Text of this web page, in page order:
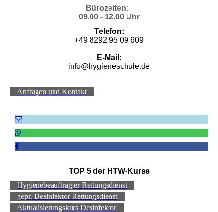
Bürozeiten:
09.00 - 12.00 Uhr
Telefon:
+49 8292 95 09 609
E-Mail:
info@hygieneschule.de
Anfragen und Kontakt
TOP 5 der HTW-Kurse
Hygienebeauftragter Rettungsdienst
gepr. Desinfektor Rettungsdienst
Aktualisierungskurs Desinfektor